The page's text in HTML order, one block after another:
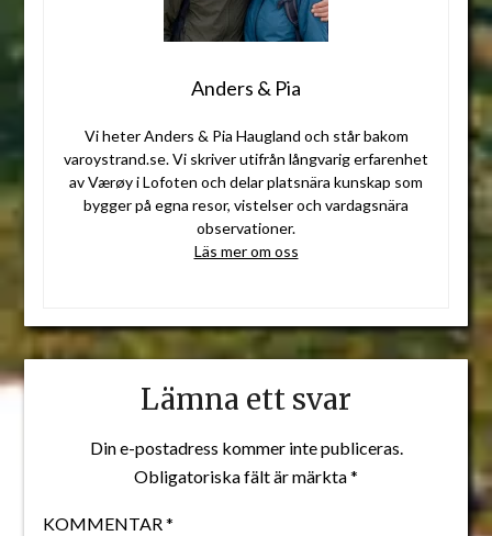
Anders & Pia
Vi heter Anders & Pia Haugland och står bakom
varoystrand.se. Vi skriver utifrån långvarig erfarenhet
av Værøy i Lofoten och delar platsnära kunskap som
bygger på egna resor, vistelser och vardagsnära
observationer.
Läs mer om oss
Lämna ett svar
Din e-postadress kommer inte publiceras.
Obligatoriska fält är märkta*
KOMMENTAR*